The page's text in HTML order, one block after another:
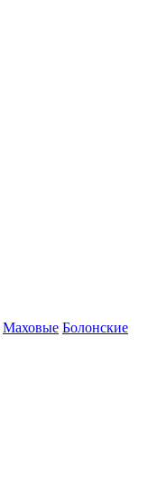
Маховые Болонские